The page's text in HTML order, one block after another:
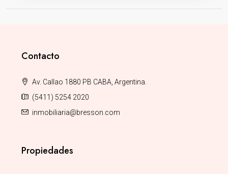
Contacto
Av. Callao 1880 PB CABA, Argentina.
(5411) 5254 2020
inmobiliaria@bresson.com
Propiedades